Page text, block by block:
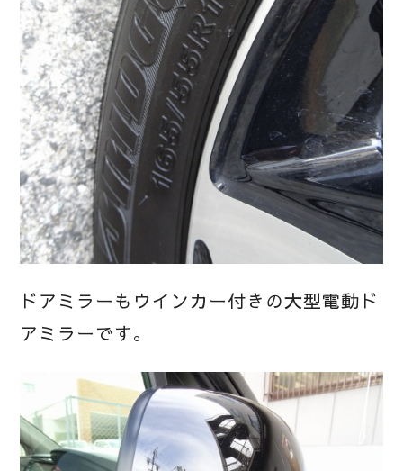
ドアミラーもウインカー付きの大型電動ド
アミラーです。